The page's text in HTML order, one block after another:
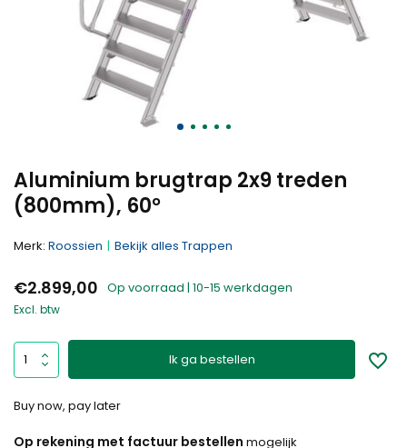
Aluminium brugtrap 2x9 treden
(800mm), 60°
Merk: Roossien Bekijk alles Trappen
€2.899,00 Op voorraad | 10-15 werkdagen
Excl. btw
Ik ga bestellen
Buy now, pay later
Op rekening met factuur bestellen mogelijk